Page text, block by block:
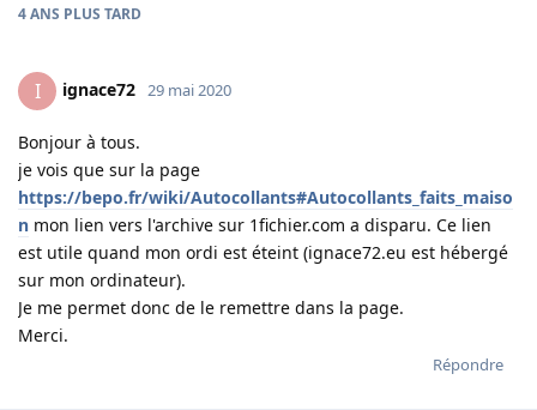
4 ANS PLUS TARD
I ignace72 29 mai 2020
Bonjour à tous.
je vois que sur la page
https://bepo.fr/wiki/Autocollants#Autocollants_faits_maiso
n mon lien vers l'archive sur 1fichier.com a disparu. Ce lien
est utile quand mon ordi est éteint (ignace72.eu est hébergé
sur mon ordinateur).
Je me permet donc de le remettre dans la page.
Merci.
Répondre